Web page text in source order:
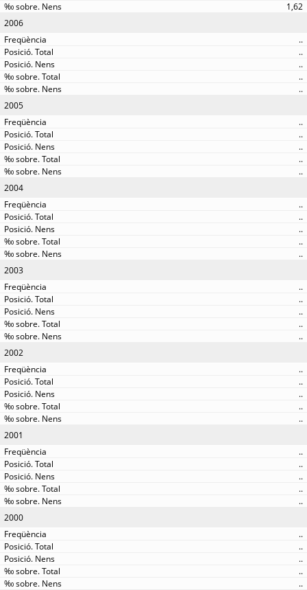
1,62
2006
..
..
..
..
..
2005
..
..
..
..
..
2004
..
..
..
..
..
2003
..
..
..
..
..
2002
..
..
..
..
..
2001
..
..
..
..
..
2000
..
..
..
..
..